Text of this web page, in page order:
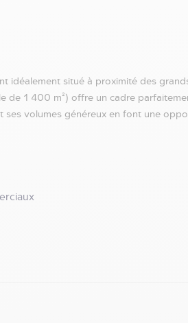
idéalement situé à proximité des
de 1 400 m²) offre un cadre
volumes généreux en font une